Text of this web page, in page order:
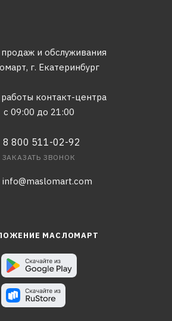
и обслуживания
г. Екатеринбург
контакт-центра
с 09:00 до 21:00
8 800 511-02-92
ЗАКАЗАТЬ ЗВОНОК
info@maslomart.com
МАСЛОМАРТ